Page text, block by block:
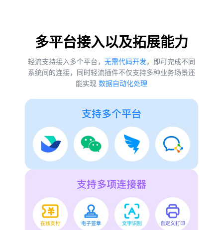
多平台接入以及拓展能力
轻流支持接入多个平台， 无需代码开发，即可完成不同
系统间的连接，同时轻流插件不仅支持多种业务场景还
能实现 数据自动化处理